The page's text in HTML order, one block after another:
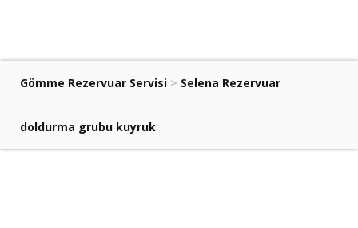
Gömme Rezervuar Servisi > Selena Rezervuar
doldurma grubu kuyruk